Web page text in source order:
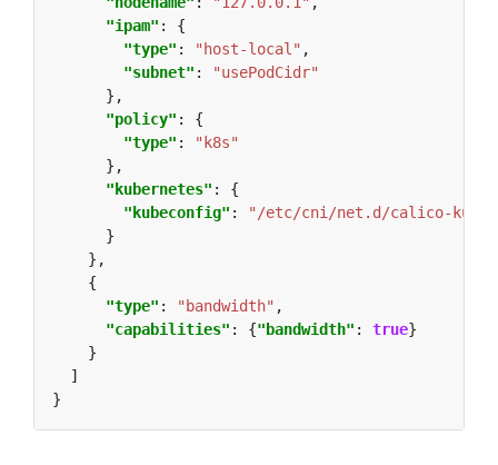
"ipam"
"type" : "host-local"
"subnet" :
"usePodCidr"
"policy"
"type" :
"k8s"
"kubernetes"
"kubeconfig" :
"/etc/cni/net.d/calico-
"type" : "bandwidth"
"capabilities" : {"bandwidth" : true